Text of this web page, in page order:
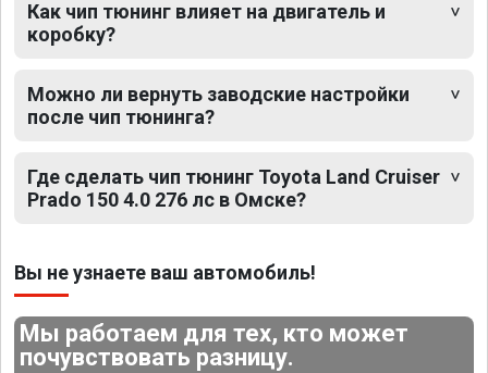
Как чип тюнинг влияет на двигатель и
коробку?
Можно ли вернуть заводские настройки
после чип тюнинга?
Где сделать чип тюнинг Toyota Land Cruiser
Prado 150 4.0 276 лс в Омске?
Вы не узнаете ваш автомобиль!
Мы работаем для тех, кто может
почувствовать разницу.